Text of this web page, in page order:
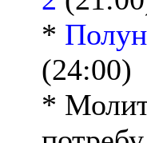
*
(24:00)
*